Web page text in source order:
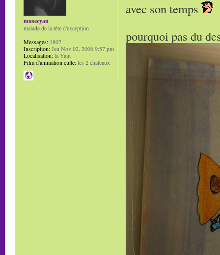
avec son temps
pourquoi pas du
musecyan
malade de la tête d'exception
Messages: 1802
Inscription:Jeu Nov 02, 2006 9:57 pm
Localisation:la Yaut
Film d'animation culte:les 2 chateaux